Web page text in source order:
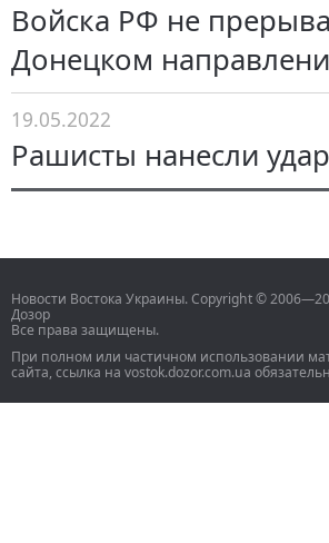
Войска РФ не
Донецком
19.05.2022
Рашисты нанесли
Новости Востока Украины. Copyright ©
Дозор
Все права защищены.
При полном или частичном использовании
сайта, ссылка на vostok.dozor.com.ua